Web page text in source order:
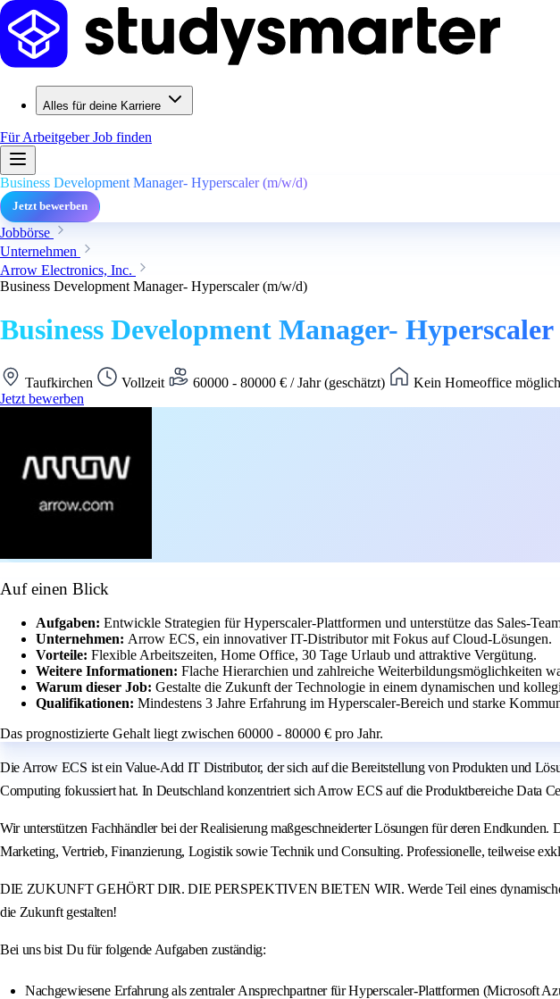
Alles für deine Karriere
Für ArbeitgeberJob finden
Business Development Manager- Hyperscaler (m/w/d)
Jetzt bewerben
Jobbörse
Unternehmen
Arrow Electronics, Inc.
Business Development Manager- Hyperscaler (m/w/d)
Business Development Manager-
Taufkirchen Vollzeit 60000 - 80000 € / Jahr (geschätzt)
Kein Homeoffice möglich
Jetzt bewerben
Auf einen Blick
Aufgaben: Entwickle Strategien für Hyperscaler-Plattformen und unterstütze das Sales-
Unternehmen: Arrow ECS, ein innovativer IT-Distributor mit Fokus auf Cloud-Lösungen.
Vorteile: Flexible Arbeitszeiten, Home Office, 30 Tage Urlaub und attraktive Vergütung.
Weitere Informationen: Flache Hierarchien und zahlreiche Weiterbildungsmöglichkeiten
Warum dieser Job: Gestalte die Zukunft der Technologie in einem dynamischen und
Qualifikationen: Mindestens 3 Jahre Erfahrung im Hyperscaler-Bereich und starke
Das prognostizierte Gehalt liegt zwischen 60000 - 80000 € pro Jahr.
Die Arrow ECS ist ein Value-Add IT Distributor, der sich auf die Bereitstellung von Produkten und
Computing fokussiert hat. In Deutschland konzentriert sich Arrow ECS auf die Produktbereiche Data
Wir unterstützen Fachhändler bei der Realisierung maßgeschneiderter Lösungen für deren
Marketing, Vertrieb, Finanzierung, Logistik sowie Technik und Consulting. Professionelle, teilweise
DIE ZUKUNFT GEHÖRT DIR. DIE PERSPEKTIVEN BIETEN WIR. Werde Teil eines
die Zukunft gestalten!
Bei uns bist Du für folgende Aufgaben zuständig:
Nachgewiesene Erfahrung als zentraler Ansprechpartner für Hyperscaler-Plattformen (Microsoft